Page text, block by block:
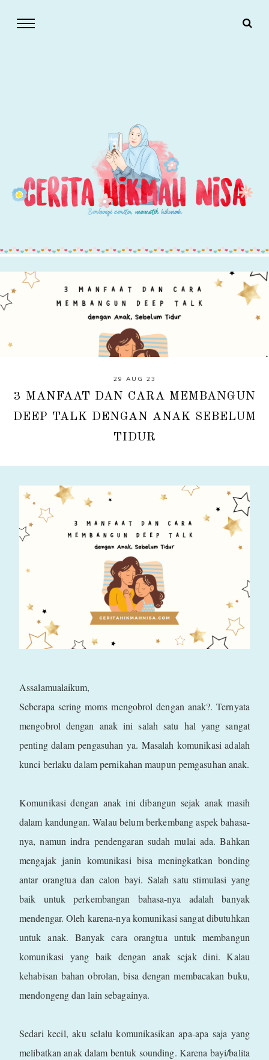
29 AUG 23
3 MANFAAT DAN CARA MEMBANGUN
DEEP TALK DENGAN ANAK SEBELUM
TIDUR
Assalamualaikum,
Seberapa sering moms mengobrol dengan anak?. Ternyata
mengobrol dengan anak ini salah satu hal yang sangat
penting dalam pengasuhan ya. Masalah komunikasi adalah
kunci berlaku dalam pernikahan maupun pemgasuhan anak.
Komunikasi dengan anak ini dibangun sejak anak masih
dalam kandungan. Walau belum berkembang aspek bahasa-
nya, namun indra pendengaran sudah mulai ada. Bahkan
mengajak janin komunikasi bisa meningkatkan bonding
antar orangtua dan calon bayi. Salah satu stimulasi yang
baik untuk perkembangan bahasa-nya adalah banyak
mendengar. Oleh karena-nya komunikasi sangat dibutuhkan
untuk anak. Banyak cara orangtua untuk membangun
komunikasi yang baik dengan anak sejak dini. Kalau
kehabisan bahan obrolan, bisa dengan membacakan buku,
mendongeng dan lain sebagainya.
Sedari kecil, aku selalu komunikasikan apa-apa saja yang
melibatkan anak dalam bentuk sounding. Karena bayi/balita